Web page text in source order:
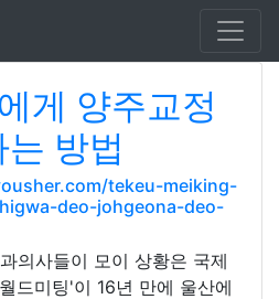
게 양주교정
방법
tekeu-meiking-
deo-johgeona-deo-
의사들이 모이 상황은 국제
드미팅'이 16년 만에 울산에